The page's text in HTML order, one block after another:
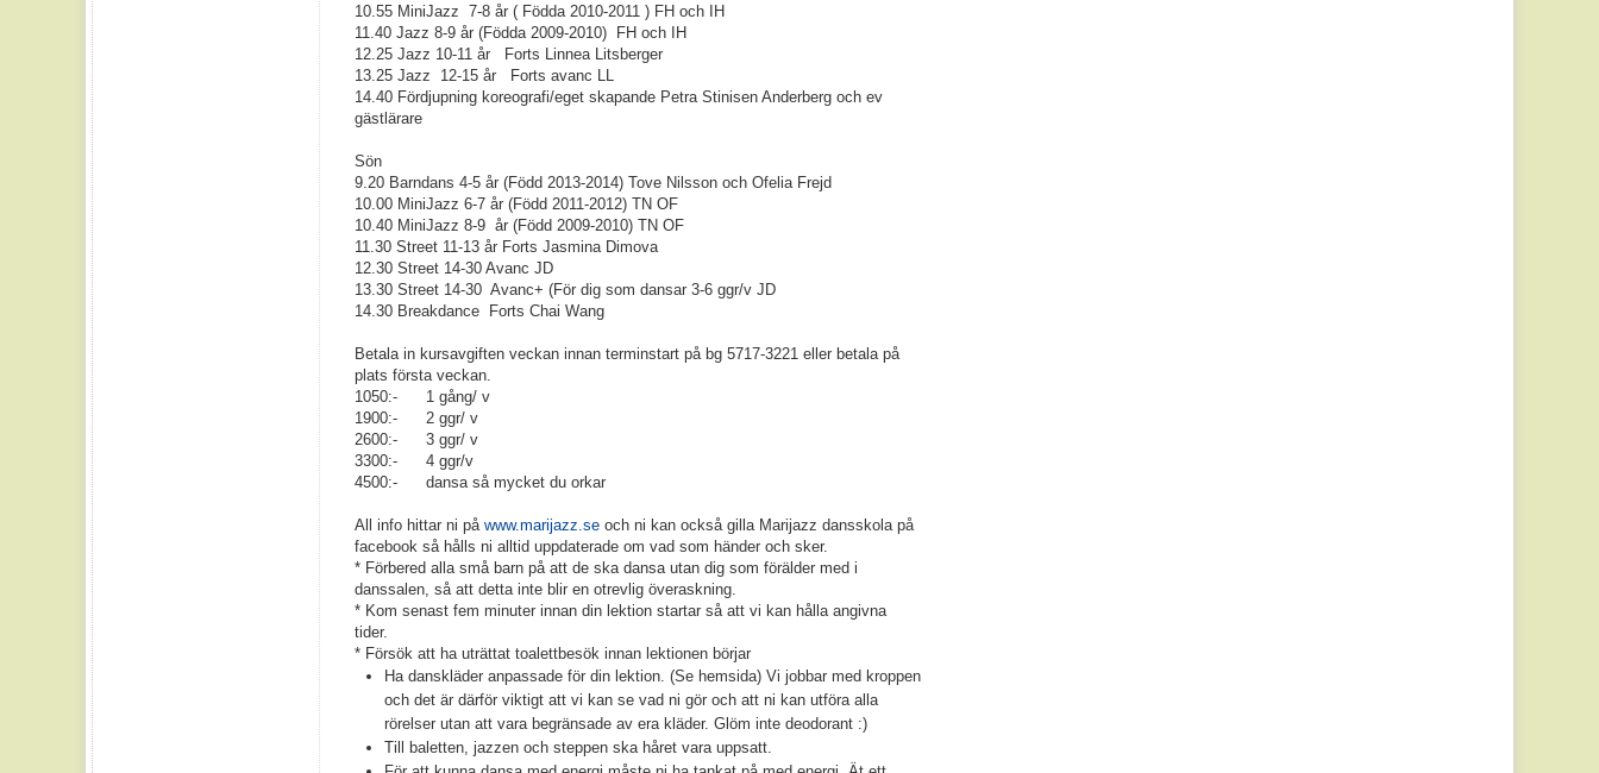
10.55 MiniJazz 7-8 år ( Födda 2010-2011 ) FH och IH
11.40 Jazz 8-9 år (Födda 2009-2010) FH och IH
12.25 Jazz 10-11 år Forts Linnea Litsberger
13.25 Jazz 12-15 år Forts avanc LL
14.40 Fördjupning koreografi/eget skapande Petra Stinisen Anderberg och ev
gästlärare
Sön
9.20 Barndans 4-5 år (Född 2013-2014) Tove Nilsson och Ofelia Frejd
10.00 MiniJazz 6-7 år (Född 2011-2012) TN OF
10.40 MiniJazz 8-9 år (Född 2009-2010) TN OF
11.30 Street 11-13 år Forts Jasmina Dimova
12.30 Street 14-30 Avanc JD
13.30 Street 14-30 Avanc+ (För dig som dansar 3-6 ggr/v JD
14.30 Breakdance Forts Chai Wang
Betala in kursavgiften veckan innan terminstart på bg 5717-3221 eller betala på
plats första veckan.
1050:- 1 gång/ v
1900:- 2 ggr/ v
2600:- 3 ggr/ v
3300:- 4 ggr/v
4500:- dansa så mycket du orkar
All info hittar ni på www.marijazz.seoch ni kan också gilla Marijazz dansskola på
facebook så hålls ni alltid uppdaterade om vad som händer och sker.
* Förbered alla små barn på att de ska dansa utan dig som förälder med i
danssalen, så att detta inte blir en otrevlig överaskning.
* Kom senast fem minuter innan din lektion startar så att vi kan hålla angivna
tider.
* Försök att ha uträttat toalettbesök innan lektionen börjar
Ha danskläder anpassade för din lektion. (Se hemsida) Vi jobbar med kroppen
och det är därför viktigt att vi kan se vad ni gör och att ni kan utföra alla
rörelser utan att vara begränsade av era kläder. Glöm inte deodorant :)
Till baletten, jazzen och steppen ska håret vara uppsatt.